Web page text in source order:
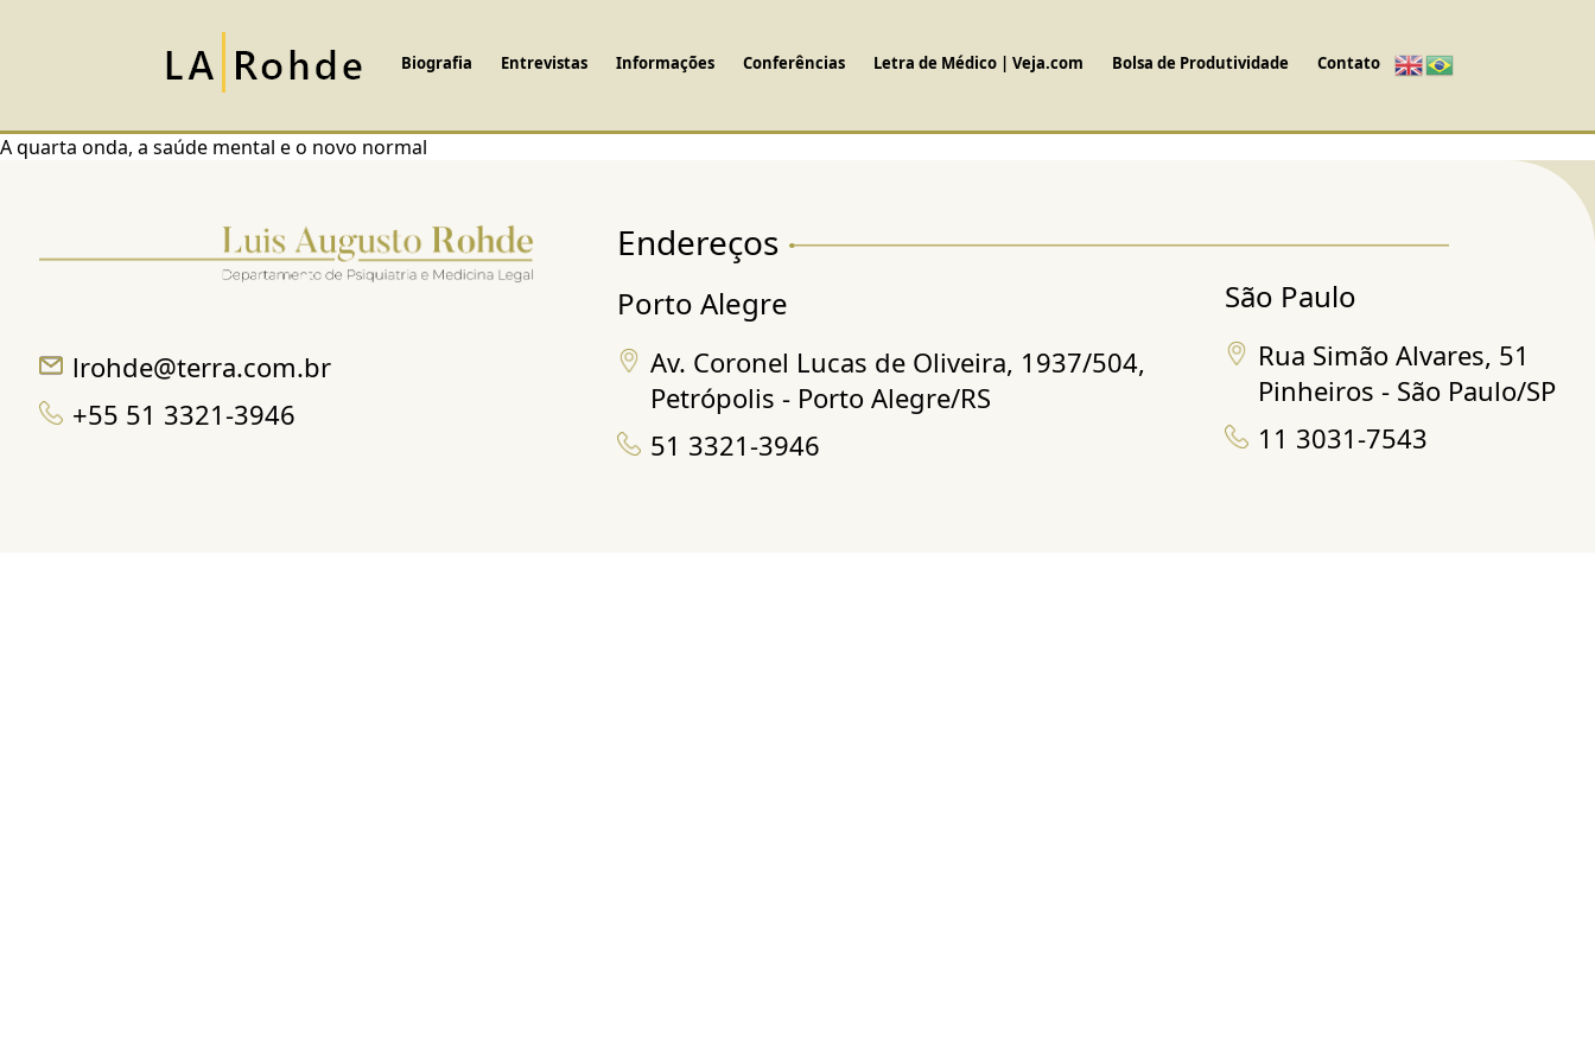
Biografia Entrevistas Informações Conferências Letra de Médico | Veja.com Bolsa de Produtividade Contato
A quarta onda, a saúde mental e o novo normal
lrohde@terra.com.br
+55 51 3321-3946
Endereços
Porto Alegre
Av. Coronel Lucas de Oliveira, 1937/504,
Petrópolis - Porto Alegre/RS
51 3321-3946
São Paulo
Rua Simão Alvares, 51
Pinheiros - São Paulo/SP
11 3031-7543